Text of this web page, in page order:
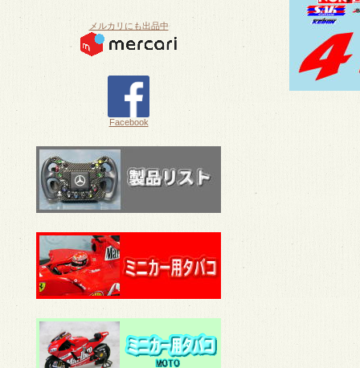
メルカリにも出品中
Facebook